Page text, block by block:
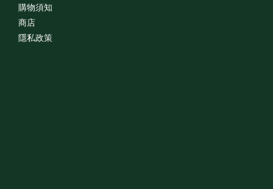
購物須知
商店
隱私政策